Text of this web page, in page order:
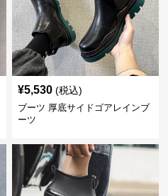
¥5,530 (税込)
ブーツ 厚底サイドゴアレインブ
ーツ